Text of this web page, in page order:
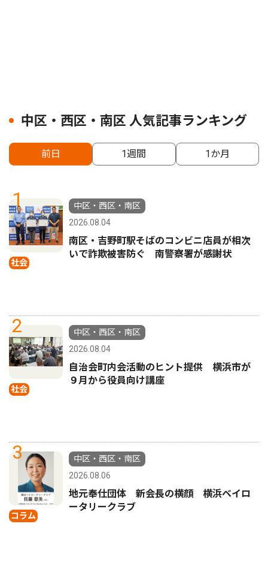
中区・西区・南区 人気記事ランキング
前日 1週間 1か月
1
社会
中区・西区・南区
2026.08.04
南区・吉野町駅そばのコンビニ店員が相次
いで詐欺被害防ぐ 南警察署が感謝状
2
社会
中区・西区・南区
2026.08.04
自治会町内会活動のヒント提供 横浜市が
９月から役員向け講座
3
コラム
中区・西区・南区
2026.08.06
地元奉仕団体 新会長の横顔 横浜ベイロ
ータリークラブ